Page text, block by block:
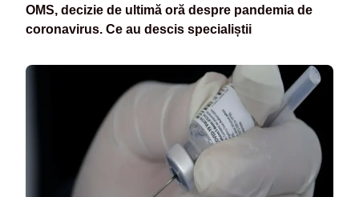
OMS, decizie de ultimă oră despre pandemia de
coronavirus. Ce au descis specialiștii